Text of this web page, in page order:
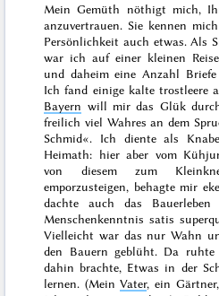
Mein Gemüth nöthigt mich,
anzuvertrauen. Sie kennen
Persönlichkeit auch etwas. Als
war ich auf einer kleinen
und daheim eine Anzahl
Ich fand einige kalte trostleere
Bayern will mir das Glük
freilich viel Wahres an dem
Schmid«. Ich diente als
Heimath: hier aber vom
von diesem zum
emporzusteigen, behagte mir
dachte auch das
Menschenkenntnissatis
Vielleicht war das nur Wahn
den Bauern geblüht. Da
dahin brachte, Etwas in der
lernen. (MeinVater, ein